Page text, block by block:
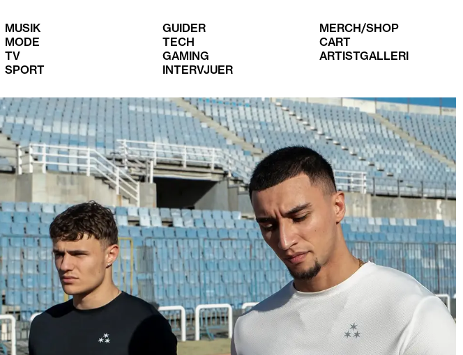
MUSIK
MODE
TV
SPORT
GUIDER
TECH
GAMING
INTERVJUER
MERCH/SHOP
CART
ARTISTGALLERI